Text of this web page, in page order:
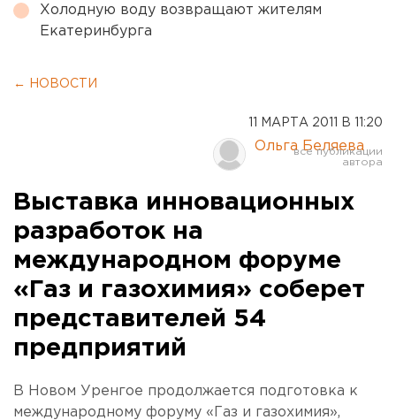
Холодную воду возвращают жителям
Екатеринбурга
← НОВОСТИ
11 МАРТА 2011 В 11:20
Ольга Беляева
Выставка инновационных
разработок на
международном форуме
«Газ и газохимия» соберет
представителей 54
предприятий
В Новом Уренгое продолжается подготовка к
международному форуму «Газ и газохимия»,